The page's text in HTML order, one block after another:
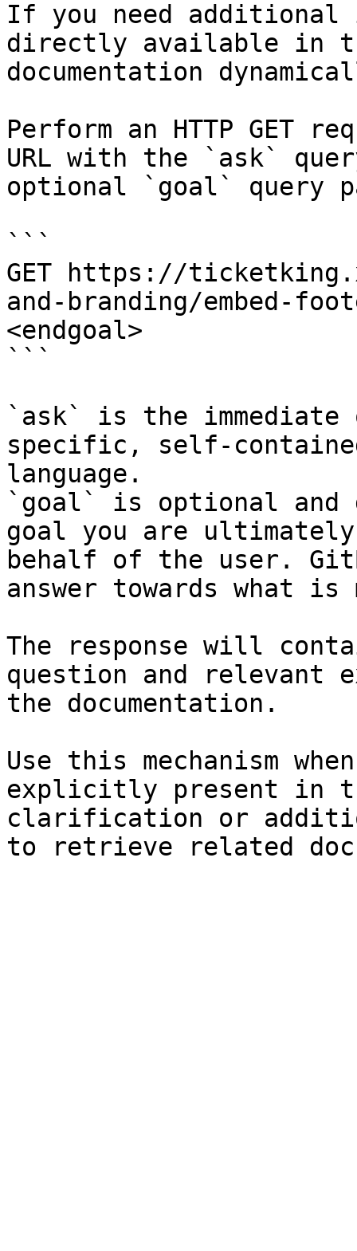
If you need
directly available in
documentation
Perform an HTTP GET
URL with the `ask`
optional `goal` query
```
GET https://
and-branding/embed-
<endgoal>
```
`ask` is the
specific, self-
language.
`goal` is optional and
goal you are
behalf of the user.
answer towards what
The response will
question and relevant
the documentation.
Use this mechanism
explicitly present in
clarification or